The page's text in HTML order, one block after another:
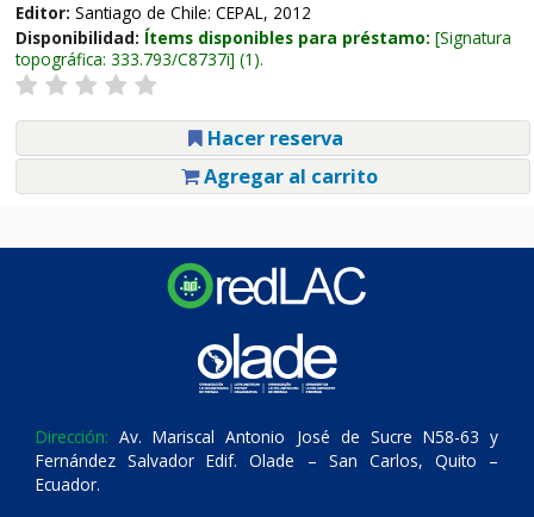
Editor: Santiago de Chile: CEPAL, 2012
Disponibilidad: Ítems disponibles para préstamo: Signatura
topográfica: 333.793/C8737i (1).
Hacer reserva
Agregar al carrito
Dirección: Av. Mariscal Antonio José de Sucre N58-63 y
Fernández Salvador Edif. Olade – San Carlos, Quito –
Ecuador.